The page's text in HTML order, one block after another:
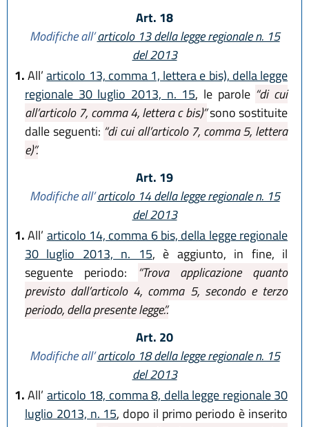
Art. 18
Modifiche all’articolo 13 della legge regionale n. 15
del 2013
1.All’articolo 13, comma 1, lettera e bis), della legge
regionale 30 luglio 2013, n. 15, le parole “di cui
all’articolo 7, comma 4, lettera c bis)”sono sostituite
dalle seguenti: “di cui all’articolo 7, comma 5, lettera
e)”.
Art. 19
Modifiche all’articolo 14 della legge regionale n. 15
del 2013
1.All’ articolo 14, comma 6 bis, della legge regionale
30 luglio 2013, n. 15, è aggiunto, in fine, il
seguente periodo: “Trova applicazione quanto
previsto dall’articolo 4, comma 5, secondo e terzo
periodo, della presente legge.”.
Art. 20
Modifiche all’articolo 18 della legge regionale n. 15
del 2013
1. All’ articolo 18, comma 8, della legge regionale 30
luglio 2013, n. 15, dopo il primo periodo è inserito